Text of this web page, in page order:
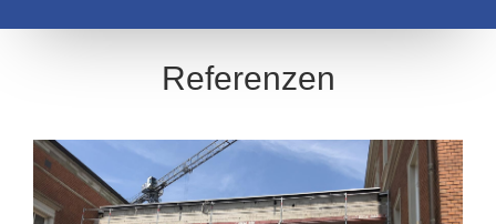
Referenzen